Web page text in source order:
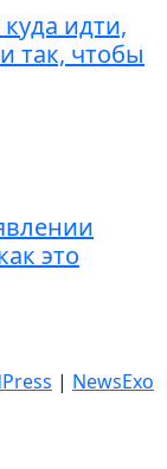
идти,
так, чтобы
это
| NewsExo